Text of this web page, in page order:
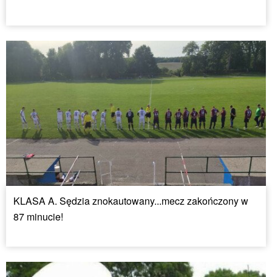
KLASA A. Sędzia znokautowany...mecz zakończony w
87 minucie!